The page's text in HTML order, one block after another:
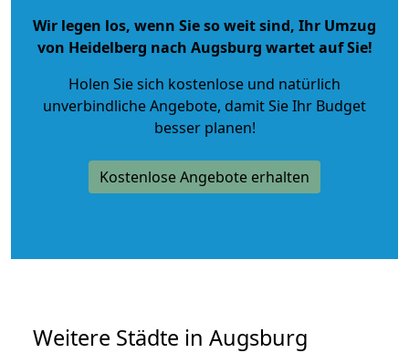
Wir legen los, wenn Sie so weit sind, Ihr Umzug
von Heidelberg nach Augsburg wartet auf Sie!
Holen Sie sich kostenlose und natürlich
unverbindliche Angebote, damit Sie Ihr Budget
besser planen!
Kostenlose Angebote erhalten
Weitere Städte in Augsburg